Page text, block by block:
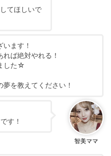
てほしいで
ます！
ば絶対やれる！
した☆
を教えてください！
智美ママ
す！